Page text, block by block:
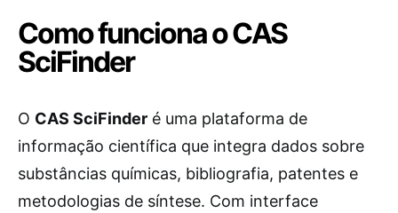
Como funciona o CAS
SciFinder
O CAS SciFinder é uma plataforma de
informação científica que integra dados sobre
substâncias químicas, bibliografia, patentes e
metodologias de síntese. Com interface